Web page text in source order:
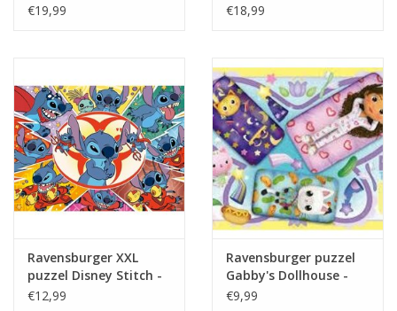
Keuken textiele
Koken
Weckpotten
Mepal
€19,99
€18,99
Ravensburger XXL
puzzel Disney Stitch -
100 stukjes
€12,99
Ravensburger puzzel
Gabby's Dollhouse -
Legpuzzel - 2x12
€9,99